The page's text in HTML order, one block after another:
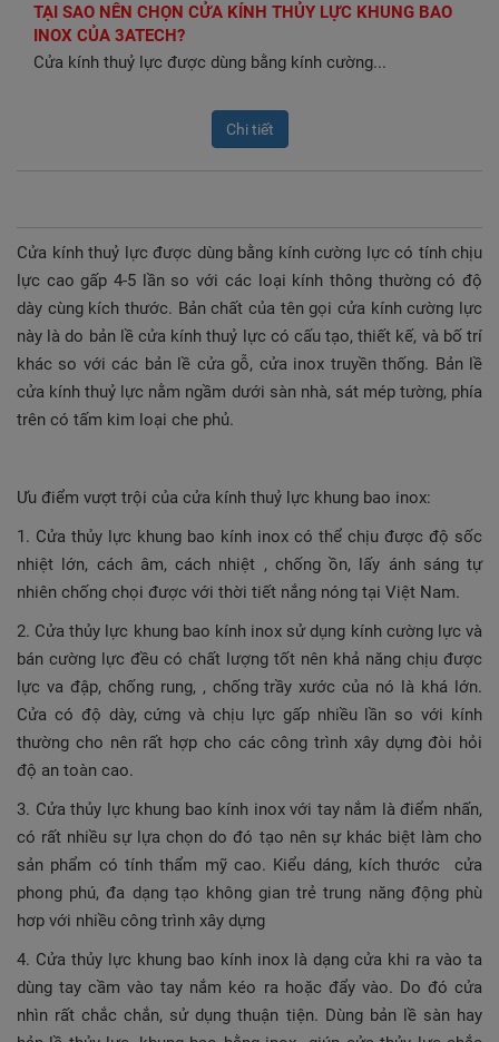
TẠI SAO NÊN CHỌN CỬA KÍNH THỦY LỰC KHUNG BAO
INOX CỦA 3ATECH?
Cửa kính thuỷ lực được dùng bằng kính cường...
Chi tiết
Cửa kính thuỷ lực được dùng bằng kính cường lực có tính chịu
lực cao gấp 4-5 lần so với các loại kính thông thường có độ
dày cùng kích thước. Bản chất của tên gọi cửa kính cường lực
này là do bản lề cửa kính thuỷ lực có cấu tạo, thiết kế, và bố trí
khác so với các bản lề cửa gỗ, cửa inox truyền thống. Bản lề
cửa kính thuỷ lực nằm ngầm dưới sàn nhà, sát mép tường, phía
trên có tấm kim loại che phủ.
Ưu điểm vượt trội của cửa kính thuỷ lực khung bao inox:
1. Cửa thủy lực khung bao kính inox có thể chịu được độ sốc
nhiệt lớn, cách âm, cách nhiệt , chống ồn, lấy ánh sáng tự
nhiên chống chọi được với thời tiết nắng nóng tại Việt Nam.
2. Cửa thủy lực khung bao kính inox sử dụng kính cường lực và
bán cường lực đều có chất lượng tốt nên khả năng chịu được
lực va đập, chống rung, , chống trầy xước của nó là khá lớn.
Cửa có độ dày, cứng và chịu lực gấp nhiều lần so với kính
thường cho nên rất hợp cho các công trình xây dựng đòi hỏi
độ an toàn cao.
3. Cửa thủy lực khung bao kính inox với tay nắm là điểm nhấn,
có rất nhiều sự lựa chọn do đó tạo nên sự khác biệt làm cho
sản phẩm có tính thẩm mỹ cao. Kiểu dáng, kích thước cửa
phong phú, đa dạng tạo không gian trẻ trung năng động phù
hơp với nhiều công trình xây dựng
4. Cửa thủy lực khung bao kính inox là dạng cửa khi ra vào ta
dùng tay cầm vào tay nắm kéo ra hoặc đẩy vào. Do đó cửa
nhìn rất chắc chắn, sử dụng thuận tiện. Dùng bản lề sàn hay